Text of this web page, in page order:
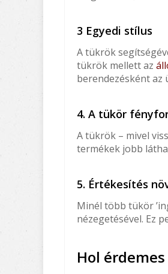
3 Egyedi stílus
A tükrök
tükrök mellett az
berendezésként
4. A tükör
A tükrök – mivel
termékek jobb
5. Értékesítés
Minél több tükör
nézegetésével. Ez
Hol